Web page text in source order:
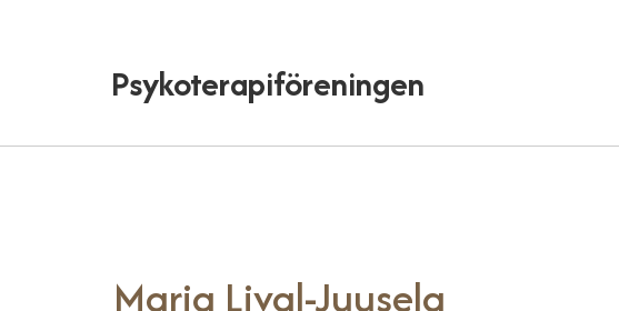
Psykoterapiföreningen
Maria Lival-Juusela